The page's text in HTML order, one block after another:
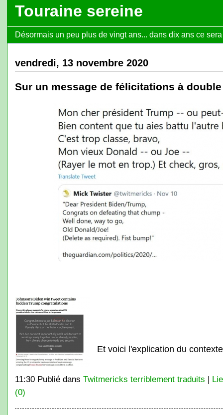
Touraine sereine
Désormais un peu plus de vingt ans... dans dix ans ce
vendredi, 13 novembre 2020
Sur un message de félicitations à
Et voici l'explication du
11:30 Publié dans Twitmericks terriblement traduits |
(0)